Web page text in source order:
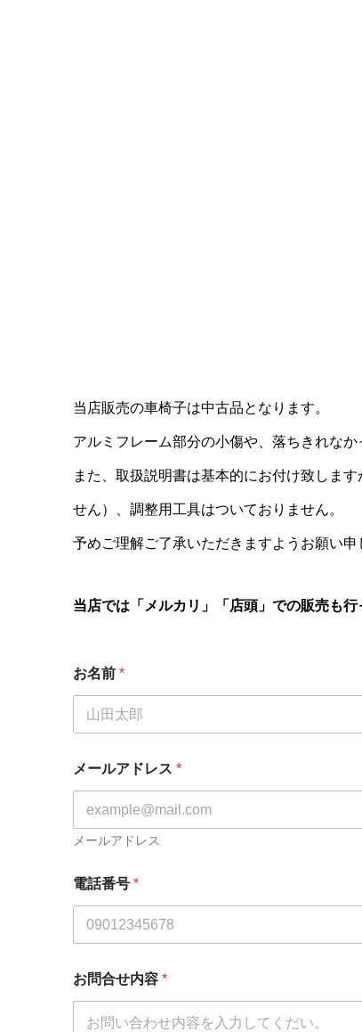
当店販売の車椅子は中古品となります。
アルミフレーム部分の小傷や、落ちきれな
また、取扱説明書は基本的にお付け致しま
せん）、調整用工具はついておりません。
予めご理解ご了承いただきますようお願い申
当店では「メルカリ」「店頭」での販売も
お名前 *
メールアドレス *
メールアドレス
電話番号 *
お問合せ内容 *